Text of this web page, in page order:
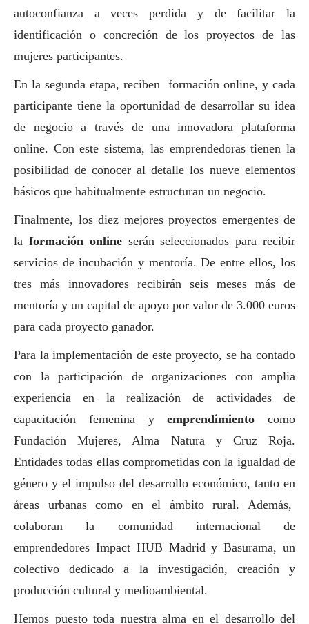
autoconfianza a veces perdida y de facilitar la
identificación o concreción de los proyectos de las
mujeres participantes.
En la segunda etapa, reciben formación online, y cada
participante tiene la oportunidad de desarrollar su idea
de negocio a través de una innovadora plataforma
online. Con este sistema, las emprendedoras tienen la
posibilidad de conocer al detalle los nueve elementos
básicos que habitualmente estructuran un negocio.
Finalmente, los diez mejores proyectos emergentes de
la formación onlineserán seleccionados para recibir
servicios de incubación y mentoría. De entre ellos, los
tres más innovadores recibirán seis meses más de
mentoría y un capital de apoyo por valor de 3.000 euros
para cada proyecto ganador.
Para la implementación de este proyecto, se ha contado
con la participación de organizaciones con amplia
experiencia en la realización de actividades de
capacitación femenina yemprendimiento como
Fundación Mujeres, Alma Natura y Cruz Roja.
Entidades todas ellas comprometidas con la igualdad de
género y el impulso del desarrollo económico, tanto en
áreas urbanas como en el ámbito rural. Además,
colaboran la comunidad internacional de
emprendedores Impact HUB Madrid y Basurama, un
colectivo dedicado a la investigación, creación y
producción cultural y medioambiental.
Hemos puesto toda nuestra alma en el desarrollo del